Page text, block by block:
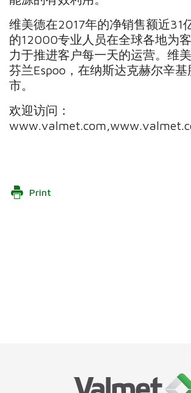
维美德在2017年的净销售额近31
的12000专业人员在全球各地为
力于推进客户每一天的运营。维
芬兰Espoo，在纳斯达克赫尔辛
市。
欢迎访问：
Print